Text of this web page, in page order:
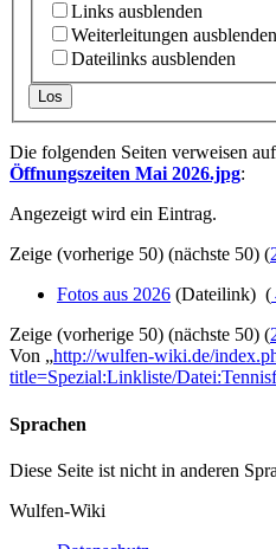
Links ausblenden
Weiterleitungen ausblenden
Dateilinks ausblenden
Los
Die folgenden Seiten verweisen auf
Öffnungszeiten Mai 2026.jpg:
Angezeigt wird ein Eintrag.
Zeige (vorherige 50) (nächste 50) (
Fotos aus 2026 (Dateilink) ‎ (
Zeige (vorherige 50) (nächste 50) (
Von „http://wulfen-wiki.de/
title=Spezial:Linkliste/
Sprachen
Diese Seite ist nicht in anderen
Wulfen-Wiki